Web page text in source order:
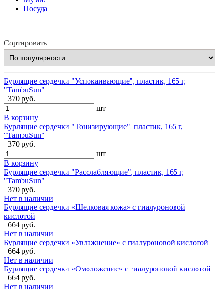
Посуда
Сортировать
Бурлящие сердечки "Успокаивающие", пластик, 165 г,
"TambuSun"
370 руб.
шт
В корзину
Бурлящие сердечки "Тонизирующие", пластик, 165 г,
"TambuSun"
370 руб.
шт
В корзину
Бурлящие сердечки "Расслабляющие", пластик, 165 г,
"TambuSun"
370 руб.
Нет в наличии
Бурлящие сердечки «Шелковая кожа» с гиалуроновой
кислотой
664 руб.
Нет в наличии
Бурлящие сердечки «Увлажнение» с гиалуроновой кислотой
664 руб.
Нет в наличии
Бурлящие сердечки «Омоложение» с гиалуроновой кислотой
664 руб.
Нет в наличии